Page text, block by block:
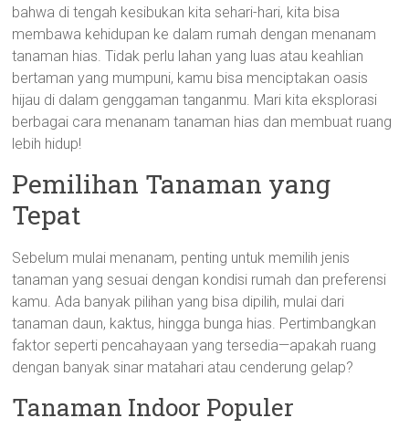
bahwa di tengah kesibukan kita sehari-hari, kita bisa
membawa kehidupan ke dalam rumah dengan menanam
tanaman hias. Tidak perlu lahan yang luas atau keahlian
bertaman yang mumpuni, kamu bisa menciptakan oasis
hijau di dalam genggaman tanganmu. Mari kita eksplorasi
berbagai cara menanam tanaman hias dan membuat ruang
lebih hidup!
Pemilihan Tanaman yang
Tepat
Sebelum mulai menanam, penting untuk memilih jenis
tanaman yang sesuai dengan kondisi rumah dan preferensi
kamu. Ada banyak pilihan yang bisa dipilih, mulai dari
tanaman daun, kaktus, hingga bunga hias. Pertimbangkan
faktor seperti pencahayaan yang tersedia—apakah ruang
dengan banyak sinar matahari atau cenderung gelap?
Tanaman Indoor Populer